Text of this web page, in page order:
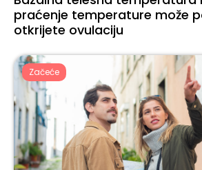
praćenje temperature može
otkrijete ovulaciju
Začeće